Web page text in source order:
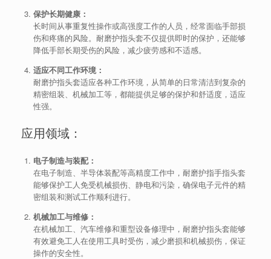
保护长期健康：
长时间从事重复性操作或高强度工作的人员，经常面临手部损
伤和疼痛的风险。耐磨护指头套不仅提供即时的保护，还能够
降低手部长期受伤的风险，减少疲劳感和不适感。
适应不同工作环境：
耐磨护指头套适应各种工作环境，从简单的日常清洁到复杂的
精密组装、机械加工等，都能提供足够的保护和舒适度，适应
性强。
应用领域：
电子制造与装配：
在电子制造、半导体装配等高精度工作中，耐磨护指手指头套
能够保护工人免受机械损伤、静电和污染，确保电子元件的精
密组装和测试工作顺利进行。
机械加工与维修：
在机械加工、汽车维修和重型设备修理中，耐磨护指头套能够
有效避免工人在使用工具时受伤，减少磨损和机械损伤，保证
操作的安全性。